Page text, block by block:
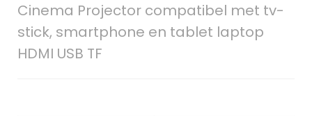
Cinema Projector compatibel met tv-
stick, smartphone en tablet laptop
HDMI USB TF